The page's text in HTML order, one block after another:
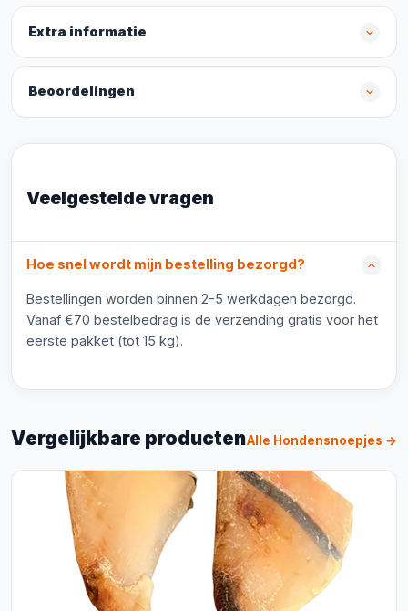
Extra informatie
Beoordelingen
Veelgestelde vragen
Hoe snel wordt mijn bestelling bezorgd?
Bestellingen worden binnen 2-5 werkdagen bezorgd.
Vanaf €70 bestelbedrag is de verzending gratis voor het
eerste pakket (tot 15 kg).
Vergelijkbare productenAlle Hondensnoepjes →